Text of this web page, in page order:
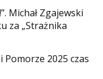
Michał Zgajewski
za „Strażnika
2025 czas